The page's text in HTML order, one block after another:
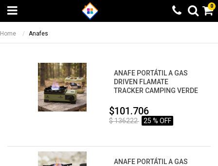
0
Home Anafes
ANAFE PORTÁTIL A GAS
DRIVEN FLAMATE
TRACKER CAMPING VERDE
$101.706
$ 136222 25 % OFF
ANAFE PORTÁTIL A GAS